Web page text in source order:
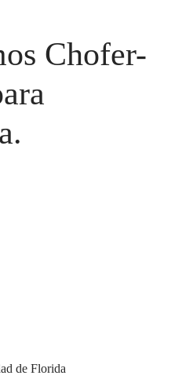
Chofer-
de Florida